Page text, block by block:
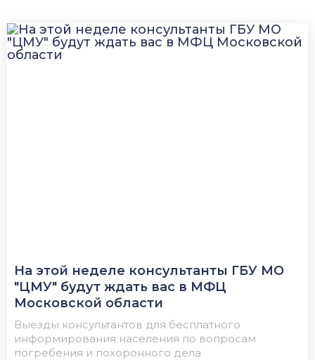
На этой неделе консультанты ГБУ МО
"ЦМУ" будут ждать вас в МФЦ
Московской области
Выезды консультантов для бесплатного
информирования населения по вопросам
погребения и похоронного дела